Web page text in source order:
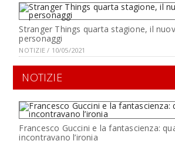
Stranger Things quarta stagione, il
personaggi
NOTIZIE / 10/05/2021
NOTIZIE
Francesco Guccini e la fantascienza:
incontravano l’ironia